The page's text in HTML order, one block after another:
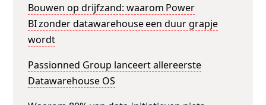
Bouwen op drijfzand: waarom Power
BI zonder datawarehouse een duur grapje
wordt
Passionned Group lanceert allereerste
Datawarehouse OS